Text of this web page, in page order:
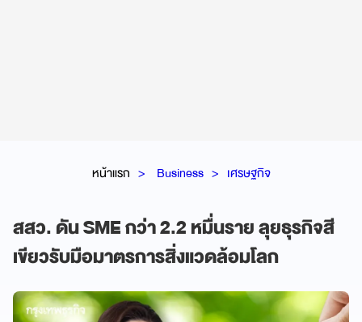
หน้าแรก Business เศรษฐกิจ
สสว. ดัน SME กว่า 2.2 หมื่นราย ลุยธุรกิจสี
เขียวรับมือมาตรการสิ่งแวดล้อมโลก